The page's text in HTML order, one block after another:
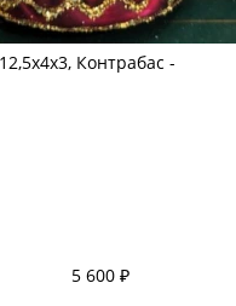
Контрабас -
5 600 ₽